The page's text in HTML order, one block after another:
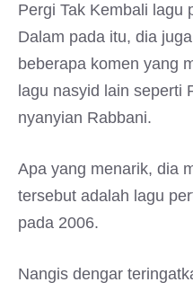
Pergi Tak Kembali lagu
Dalam pada itu, dia
beberapa komen yang
lagu nasyid lain seperti
nyanyian Rabbani.
Apa yang menarik, dia
tersebut adalah lagu
pada 2006.
Nangis dengar